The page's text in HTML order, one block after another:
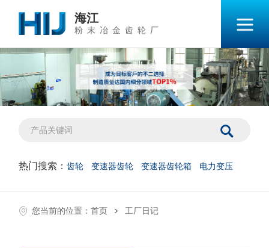
海江
粉末冶金齿轮厂
热门搜索：齿轮 变速器齿轮 变速器齿轮箱 电力变压
您当前的位置：首页 > 工厂日记